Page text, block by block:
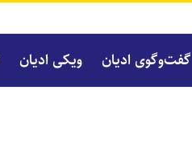
گفت‌و‌گوی ادیان ویکی ادیان